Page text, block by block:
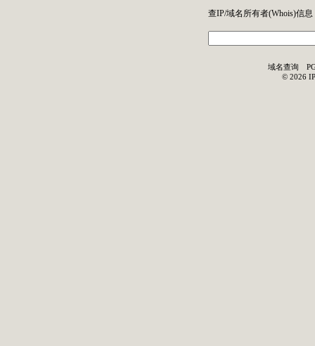
查IP/域名所有者(Whois)信息
域名查询
© 2026